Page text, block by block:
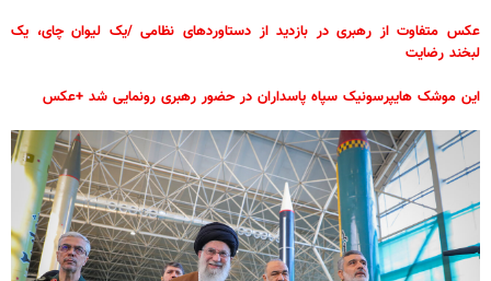
عکس متفاوت از رهبری در بازدید از دستاوردهای نظامی /یک لیوان چای، یک
لبخند رضایت
این موشک هایپرسونیک سپاه پاسداران در حضور رهبری رونمایی شد +عکس